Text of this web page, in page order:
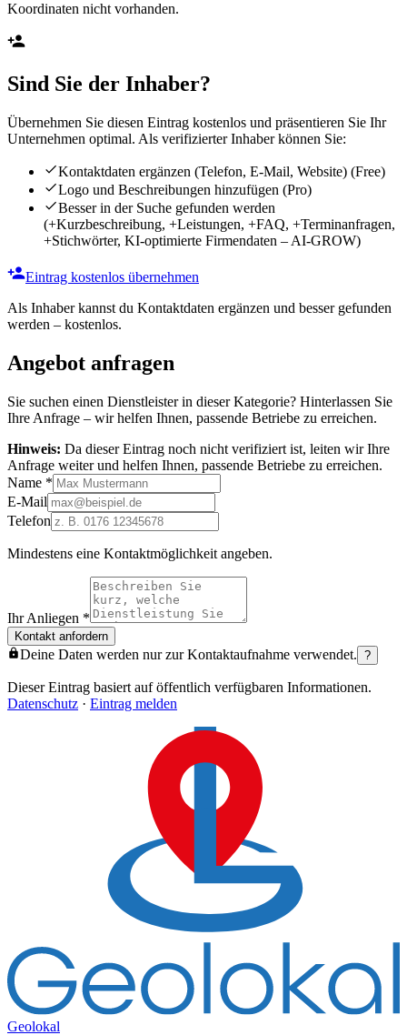
Koordinaten nicht vorhanden.
Sind Sie der Inhaber?
Übernehmen Sie diesen Eintrag kostenlos und präsentieren Sie Ihr
Unternehmen optimal. Als verifizierter Inhaber können Sie:
Kontaktdaten ergänzen (Telefon, E-Mail, Website) (Free)
Logo und Beschreibungen hinzufügen (Pro)
Besser in der Suche gefunden werden
(+Kurzbeschreibung, +Leistungen, +FAQ, +Terminanfragen,
+Stichwörter, KI-optimierte Firmendaten – AI-GROW)
Eintrag kostenlos übernehmen
Als Inhaber kannst du Kontaktdaten ergänzen und besser gefunden
werden – kostenlos.
Angebot anfragen
Sie suchen einen Dienstleister in dieser Kategorie? Hinterlassen Sie
Ihre Anfrage – wir helfen Ihnen, passende Betriebe zu erreichen.
Hinweis: Da dieser Eintrag noch nicht verifiziert ist, leiten wir Ihre
Anfrage weiter und helfen Ihnen, passende Betriebe zu erreichen.
Name *
E-Mail
Telefon
Mindestens eine Kontaktmöglichkeit angeben.
Ihr Anliegen *
Kontakt anfordern
Deine Daten werden nur zur Kontaktaufnahme verwendet. ?
Dieser Eintrag basiert auf öffentlich verfügbaren Informationen.
Datenschutz · Eintrag melden
Geolokal